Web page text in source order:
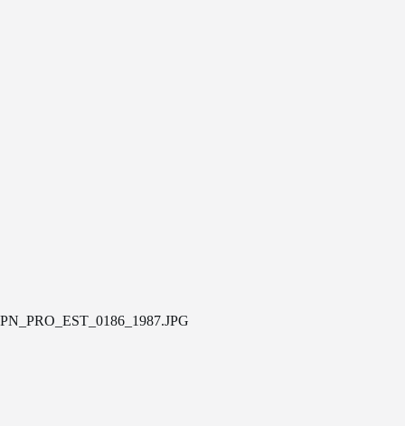
PN_PRO_EST_0186_1987.JPG